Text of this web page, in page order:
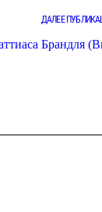
ДАЛЕЕ
Брандля